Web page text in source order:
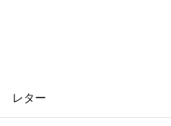
レター